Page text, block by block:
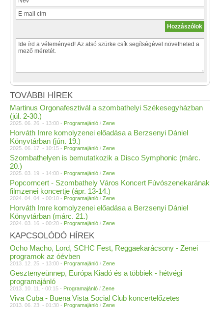
TOVÁBBI HÍREK
Martinus Orgonafesztivál a szombathelyi Székesegyházban
(júl. 2-30.)
2025. 06. 26. - 13:00 - Programajánló / Zene
Horváth Imre komolyzenei előadása a Berzsenyi Dániel
Könyvtárban (jún. 19.)
2025. 06. 17. - 10:15 - Programajánló / Zene
Szombathelyen is bemutatkozik a Disco Symphonic (márc.
20.)
2025. 03. 19. - 14:00 - Programajánló / Zene
Popcorncert - Szombathely Város Koncert Fúvószenekarának
filmzenei koncertje (ápr. 13-14.)
2024. 04. 04. - 00:10 - Programajánló / Zene
Horváth Imre komolyzenei előadása a Berzsenyi Dániel
Könyvtárban (márc. 21.)
2024. 03. 16. - 00:20 - Programajánló / Zene
KAPCSOLÓDÓ HÍREK
Ocho Macho, Lord, SCHC Fest, Reggaekarácsony - Zenei
programok az óévben
2013. 12. 25. - 13:00 - Programajánló / Zene
Gesztenyeünnep, Európa Kiadó és a többiek - hétvégi
programajánló
2013. 10. 11. - 00:15 - Programajánló / Zene
Viva Cuba - Buena Vista Social Club koncertelőzetes
2013. 06. 23. - 01:30 - Programajánló / Zene